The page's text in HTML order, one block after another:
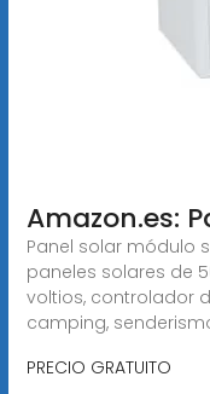
Amazon.es:
Panel solar módulo
paneles solares de
voltios, controlador
camping,
PRECIO GRATUITO